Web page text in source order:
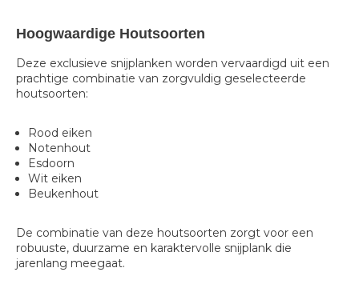
Hoogwaardige Houtsoorten
Deze exclusieve snijplanken worden vervaardigd uit een
prachtige combinatie van zorgvuldig geselecteerde
houtsoorten:
Rood eiken
Notenhout
Esdoorn
Wit eiken
Beukenhout
De combinatie van deze houtsoorten zorgt voor een
robuuste, duurzame en karaktervolle snijplank die
jarenlang meegaat.